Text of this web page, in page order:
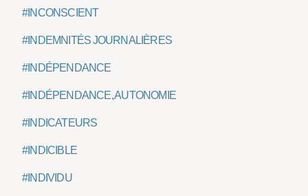
#INCONSCIENT
#INDEMNITÉS JOURNALIÈRES
#INDÉPENDANCE
#INDÉPENDANCE, AUTONOMIE
#INDICATEURS
#INDICIBLE
#INDIVIDU